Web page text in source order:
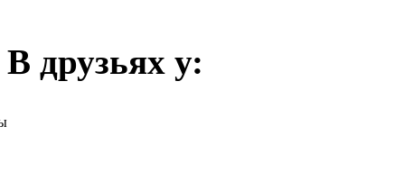
В друзьях у: